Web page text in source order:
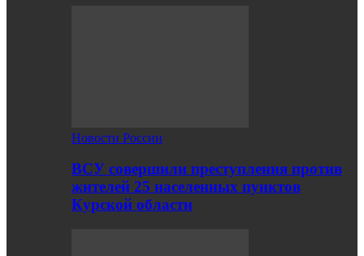
Новости России
ВСУ совершили преступления против
жителей 25 населенных пунктов
Курской области